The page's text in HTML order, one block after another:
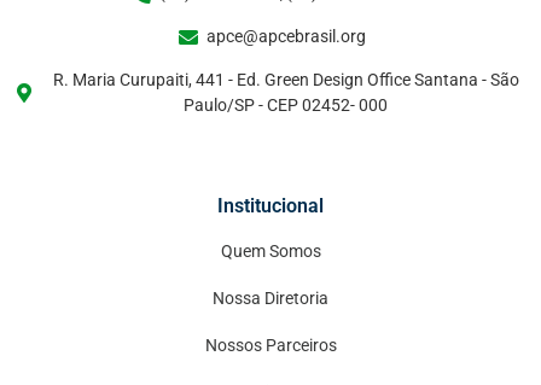
apce@apcebrasil.org
R. Maria Curupaiti, 441 - Ed. Green Design Office Santana - São
Paulo/SP - CEP 02452- 000
Institucional
Quem Somos
Nossa Diretoria
Nossos Parceiros